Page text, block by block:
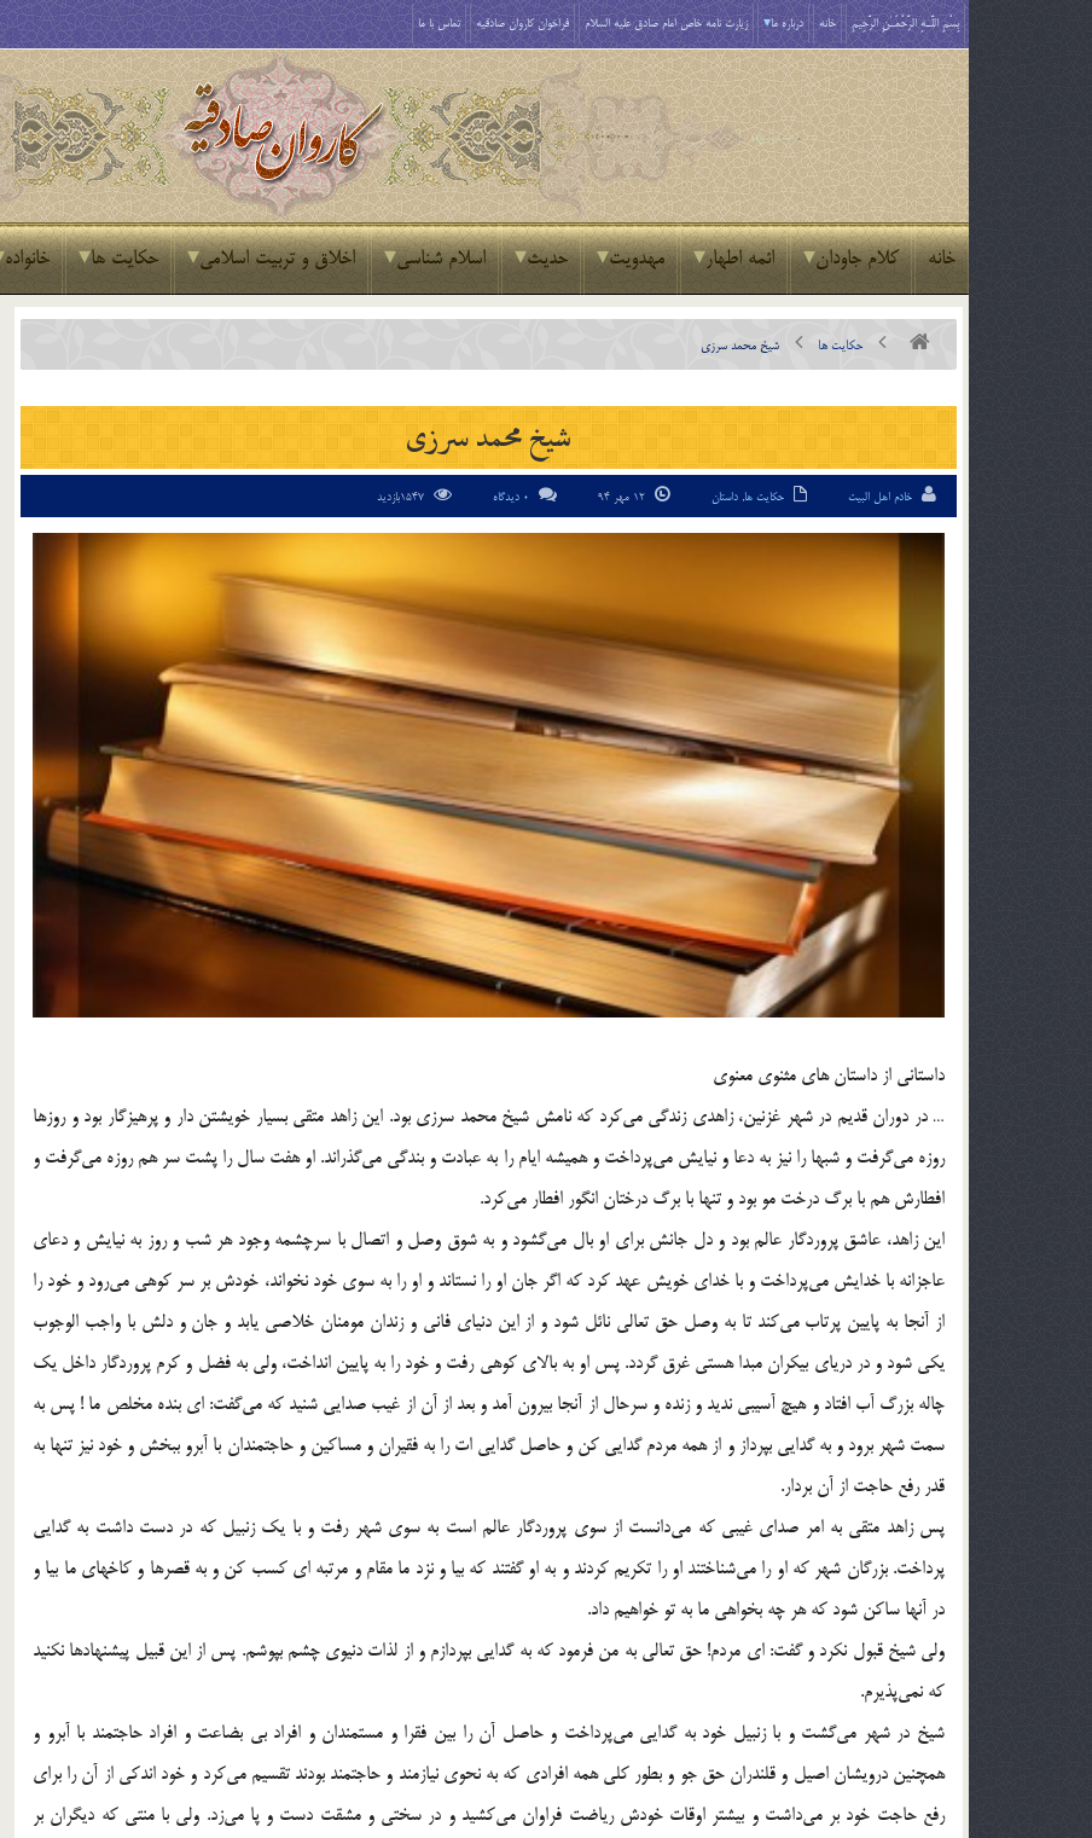
بِسْمِ اللَّـهِ الرَّحْمَـٰنِ الرَّحِيمِ خانه درباره ما زیارت نامه خاص امام صادق علیه السلام فراخوان کاروان صادقیه تماس با ما
خانه کلام جاودان ائمه اطهار مهدویت حدیث اسلام شناسی اخلاق و تربیت اسلامی حکایت ها خانواده
حکایت ها شیخ محمد سرزی
شیخ محمد سرزی
خادم اهل البیت حکایت ها, داستان 0 دیدگاه
داستانی از داستان های مثنوی معنوی
… در دوران قدیم در شهر غزنین، زاهدی زندگی می‌کرد که نامش شیخ محمد سرزی بود. این زاهد متقی بسیار خویشتن دار و پرهیزگار بود و روزها
روزه می‌گرفت و شبها را نیز به دعا و نیایش می‌پرداخت و همیشه ایام را به عبادت و بندگی می‌گذراند. او هفت سال را پشت سر هم روزه می‌گرفت و
افطارش هم با برگ درخت مو بود و تنها با برگ درختان انگور افطار می‌کرد.
این زاهد، عاشق پروردگار عالم بود و دل جانش برای او بال می‌گشود و به شوق وصل و اتصال با سرچشمه وجود هر شب و روز به نیایش و دعای
عاجزانه با خدایش می‌پرداخت و با خدای خویش عهد کرد که اگر جان او را نستاند و او را به سوی خود نخواند، خودش بر سر کوهی می‌رود و خود را
از آنجا به پایین پرتاب می‌کند تا به وصل حق تعالی نائل شود و از این دنیای فانی و زندان مومنان خلاصی یابد و جان و دلش با واجب الوجوب
یکی شود و در دریای بیکران مبدا هستی غرق گردد. پس او به بالای کوهی رفت و خود را به پایین انداخت، ولی به فضل و کرم پروردگار داخل یک
چاله بزرگ آب افتاد و هیچ آسیبی ندید و زنده و سرحال از آنجا بیرون آمد و بعد از آن از غیب صدایی شنید که می‌گفت: ای بنده مخلص ما ! پس به
سمت شهر برود و به گدایی بپرداز و از همه مردم گدایی کن و حاصل گدایی ات را به فقیران و مساکین و حاجتمندان با آبرو ببخش و خود نیز تنها به
قدر رفع حاجت از آن بردار.
پس زاهد متقی به امر صدای غیبی که می‌دانست از سوی پروردگار عالم است به سوی شهر رفت و با یک زنبیل که در دست داشت به گدایی
پرداخت. بزرگان شهر که او را می‌شناختند او را تکریم کردند و به او گفتند که بیا و نزد ما مقام و مرتبه ای کسب کن و به قصرها و کاخهای ما بیا و
در آنها ساکن شود که هر چه بخواهی ما به تو خواهیم داد.
ولی شیخ قبول نکرد و گفت: ای مردم! حق تعالی به من فرمود که به گدایی بپردازم و از لذات دنیوی چشم بپوشم. پس از این قبیل پیشنهادها نکنید
که نمی‌پذیرم.
شیخ در شهر می‌گشت و با زنبیل خود به گدایی می‌پرداخت و حاصل آن را بین فقرا و مستمندان و افراد بی بضاعت و افراد حاجتمند با آبرو و
همچنین درویشان اصیل و قلندران حق جو و بطور کلی همه افرادی که به نحوی نیازمند و حاجتمند بودند تقسیم می‌کرد و خود اندکی از آن را برای
رفع حاجت خود بر می‌داشت و بیشتر اوقات خودش ریاضت فراوان می‌کشید و در سختی و مشقت دست و پا می‌زد. ولی با منتی که دیگران بر